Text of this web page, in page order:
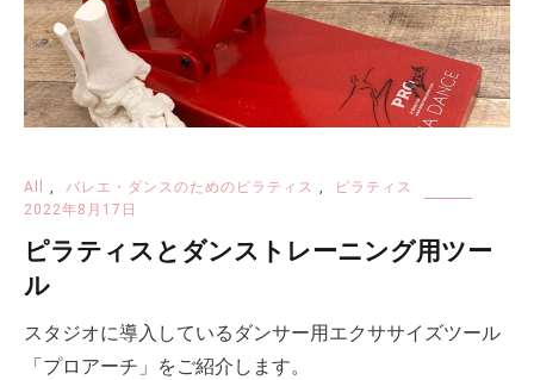
All , バレエ・ダンスのためのピラティス ,
ピラティス
2022年8月17日
ピラティスとダンストレーニング用ツー
ル
スタジオに導入しているダンサー用エクササイズツール
「プロアーチ」をご紹介します。